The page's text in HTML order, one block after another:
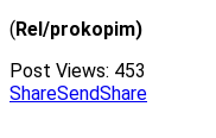
(Rel/prokopim)
Post Views: 453
ShareSendShare